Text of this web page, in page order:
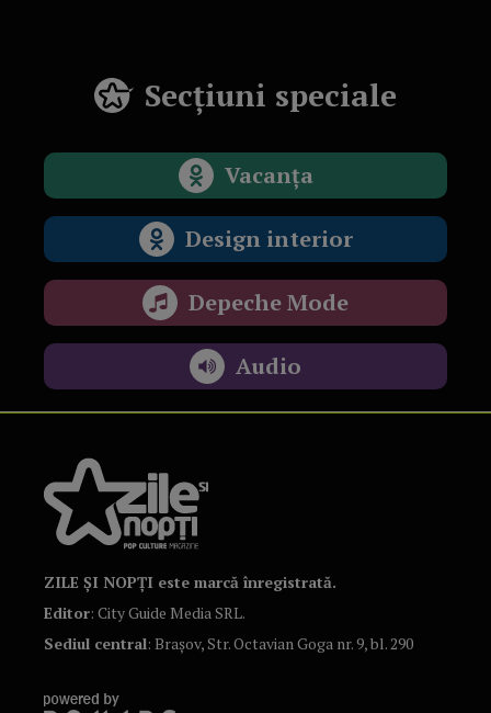
Secțiuni speciale
Vacanța
Design interior
Depeche Mode
Audio
ZILE ȘI NOPȚI este marcă înregistrată.
Editor: City Guide Media SRL.
Sediul central: Brașov, Str. Octavian Goga nr. 9, bl. 290